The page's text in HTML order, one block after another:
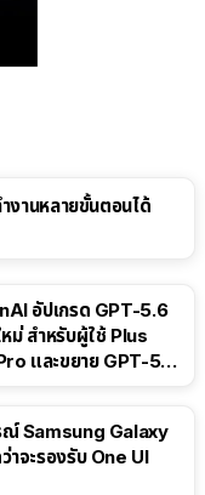
านหลายขั้นตอนได้
อัปเกรด GPT-5.6
ม่ สำหรับผู้ใช้ Plus
และขยาย GPT-5.6
ณ์ Samsung Galaxy
าจะรองรับ One UI